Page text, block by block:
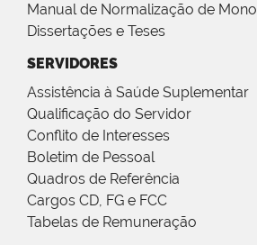
Manual de Normalização de
Dissertações e Teses
SERVIDORES
Assistência à Saúde Suplementar
Qualificação do Servidor
Conflito de Interesses
Boletim de Pessoal
Quadros de Referência
Cargos CD, FG e FCC
Tabelas de Remuneração